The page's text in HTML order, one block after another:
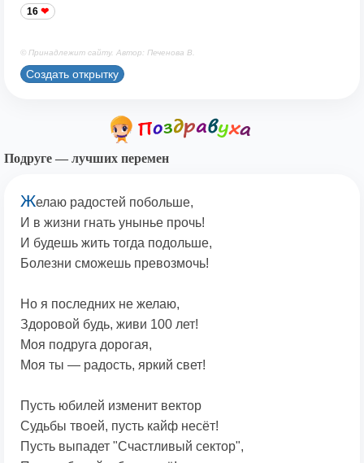
16
© Принадлежит сайту. Автор: Печенова В.
Создать открытку
Подруге — лучших перемен
Желаю радостей побольше,
И в жизни гнать унынье прочь!
И будешь жить тогда подольше,
Болезни сможешь превозмочь!
Но я последних не желаю,
Здоровой будь, живи 100 лет!
Моя подруга дорогая,
Моя ты — радость, яркий свет!
Пусть юбилей изменит вектор
Судьбы твоей, пусть кайф несёт!
Пусть выпадет "Счастливый сектор",